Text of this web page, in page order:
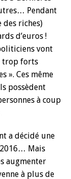
Pendant
des riches)
d’euros !
vont
trop forts
». Ces même
possèdent
à coup
a décidé une
2016… Mais
augmenter
à plus de